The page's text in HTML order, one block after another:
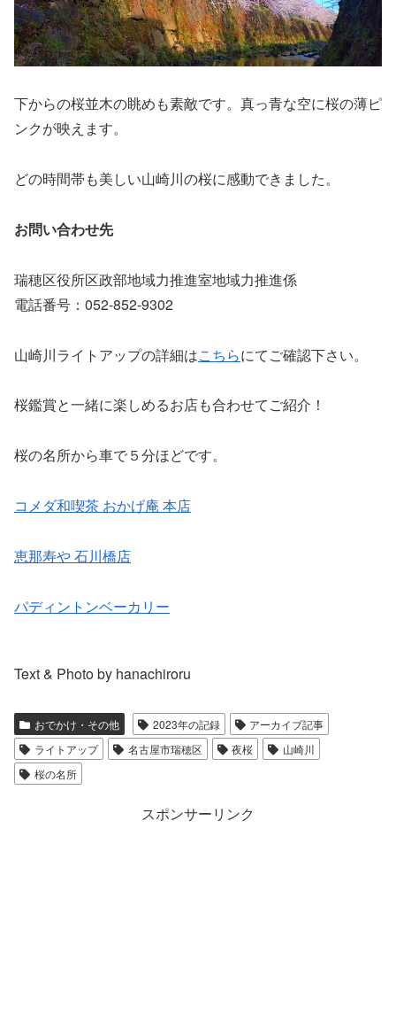
下からの桜並木の眺めも素敵です。真っ青な空に桜の薄ピ
ンクが映えます。
どの時間帯も美しい山崎川の桜に感動できました。
お問い合わせ先
瑞穂区役所区政部地域力推進室地域力推進係
電話番号：052-852-9302
山崎川ライトアップの詳細はこちらにてご確認下さい。
桜鑑賞と一緒に楽しめるお店も合わせてご紹介！
桜の名所から車で５分ほどです。
コメダ和喫茶 おかげ庵 本店
恵那寿や 石川橋店
パディントンベーカリー
Text & Photo by hanachiroru
おでかけ・その他 2023年の記録
アーカイブ記事
ライトアップ
名古屋市瑞穂区 夜桜
山崎川
桜の名所
スポンサーリンク